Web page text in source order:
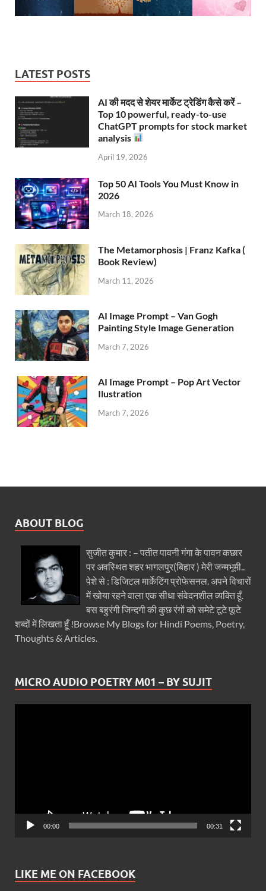
LATEST POSTS
AI की मदद से शेयर मार्केट ट्रेडिंग कैसे करें –
Top 10 powerful, ready-to-use
ChatGPT prompts for stock market
analysis
April 19, 2026
Top 50 AI Tools You Must Know in
2026
March 18, 2026
The Metamorphosis | Franz Kafka (
Book Review)
March 11, 2026
AI Image Prompt – Van Gogh
Painting Style Image Generation
March 7, 2026
AI Image Prompt – Pop Art Vector
Ilustration
March 7, 2026
ABOUT BLOG
सुजीत कुमार : – पतीत पावनी गंगा के पावन कछार
पर अवस्थित शहर भागलपुर(बिहार ) मेरी जन्मभूमी..
पेशे से : डिजिटल मार्केटिंग प्रोफेसनल. अपने विचारों
में खोया रहने वाला एक सीधा संवेदनशील व्यक्ति हूँ.
बस बहुरंगी जिन्दगी की कुछ रंगों को समेटे टूटे फूटे
शब्दों में लिखता हूँ !Browse My Blogs for Hindi Poems, Poetry,
Thoughts & Articles.
MICRO AUDIO POETRY M01 – BY SUJIT
00:00 00:31
LIKE ME ON FACEBOOK